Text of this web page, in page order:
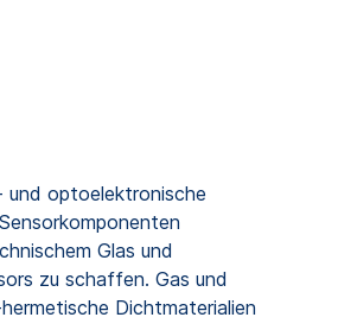
und optoelektronische
Glas und
zu schaffen. Gas und
Dichtmaterialien